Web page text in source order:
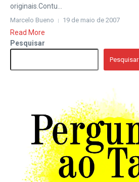
originais.Contu...
Marcelo Bueno 19 de maio de 2007
Read More
Pesquisar
Pesquisar